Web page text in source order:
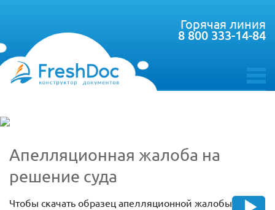
toggle
Горячая линия
8 800 333-14-84
Апелляционная жалоба на
решение суда
Чтобы скачать образец апелляционной жалобы